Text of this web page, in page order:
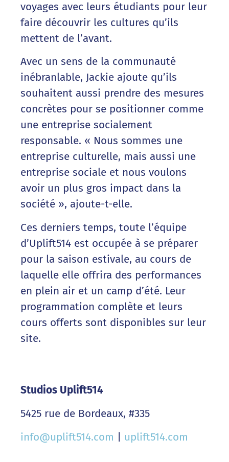
voyages avec leurs étudiants pour leur
faire découvrir les cultures qu’ils
mettent de l’avant.
Avec un sens de la communauté
inébranlable, Jackie ajoute qu’ils
souhaitent aussi prendre des mesures
concrètes pour se positionner comme
une entreprise socialement
responsable. « Nous sommes une
entreprise culturelle, mais aussi une
entreprise sociale et nous voulons
avoir un plus gros impact dans la
société », ajoute-t-elle.
Ces derniers temps, toute l’équipe
d’Uplift514 est occupée à se préparer
pour la saison estivale, au cours de
laquelle elle offrira des performances
en plein air et un camp d’été. Leur
programmation complète et leurs
cours offerts sont disponibles sur leur
site.
Studios Uplift514
5425 rue de Bordeaux, #335
info@uplift514.com
uplift514.com